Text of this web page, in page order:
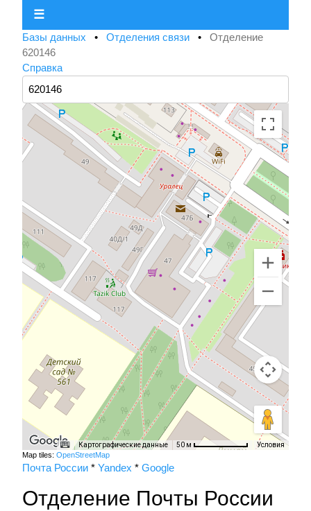
☰
Базы данных • Отделения связи • Отделение
620146
Справка
Картографические данные 50 м Условия
Map tiles: OpenStreetMap
Почта России * Yandex * Google
Отделение Почты России